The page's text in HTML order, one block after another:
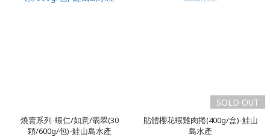
燒賣系列-蝦仁/如意/翡翠(30
顆/600g/包)-鮭山島水產
SOLD OUT
貼體櫻花蝦雞肉捲(400g/盒)-鮭山
島水產